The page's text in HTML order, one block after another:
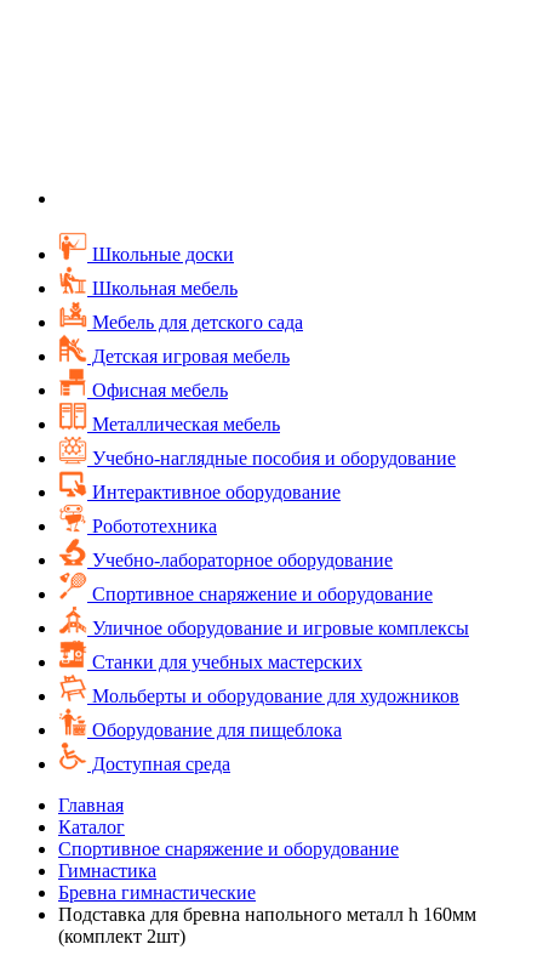
Школьные доски
Школьная мебель
Мебель для детского сада
Детская игровая мебель
Офисная мебель
Металлическая мебель
Учебно-наглядные пособия и оборудование
Интерактивное оборудование
Робототехника
Учебно-лабораторное оборудование
Спортивное снаряжение и оборудование
Уличное оборудование и игровые комплексы
Cтанки для учебных мастерских
Мольберты и оборудование для художников
Оборудование для пищеблока
Доступная среда
Главная
Каталог
Спортивное снаряжение и оборудование
Гимнастика
Бревна гимнастические
Подставка для бревна напольного металл h 160мм
(комплект 2шт)